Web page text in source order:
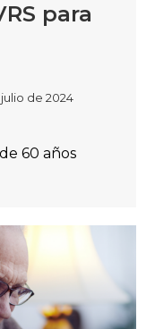
para
de 2024
60 años